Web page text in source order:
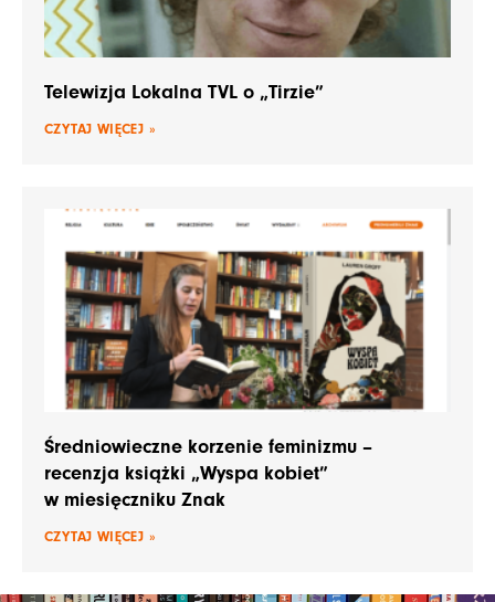
Telewizja Lokalna TVL o „Tirzie”
CZYTAJ WIĘCEJ »
Średniowieczne korzenie feminizmu –
recenzja książki „Wyspa kobiet”
w miesięczniku Znak
CZYTAJ WIĘCEJ »